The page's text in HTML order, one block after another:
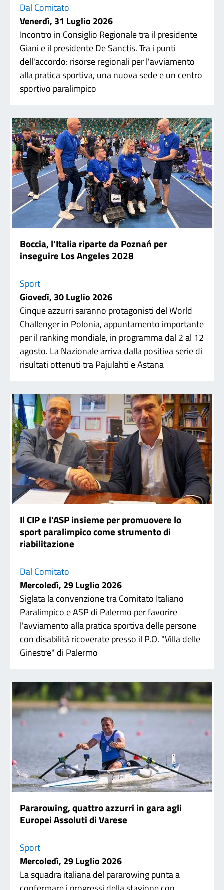
Dal Comitato
Venerdì, 31 Luglio 2026
Incontro in Consiglio Regionale tra il presidente
Giani e il presidente De Sanctis. Tra i punti
dell'accordo: risorse regionali per l'avviamento
alla pratica sportiva, una nuova sede e un centro
sportivo paralimpico
Boccia, l'Italia riparte da Poznań per
inseguire Los Angeles 2028
Sport
Giovedì, 30 Luglio 2026
Cinque azzurri saranno protagonisti del World
Challenger in Polonia, appuntamento importante
per il ranking mondiale, in programma dal 2 al 12
agosto. La Nazionale arriva dalla positiva serie di
risultati ottenuti tra Pajulahti e Astana
Il CIP e l'ASP insieme per promuovere lo
sport paralimpico come strumento di
riabilitazione
Dal Comitato
Mercoledì, 29 Luglio 2026
Siglata la convenzione tra Comitato Italiano
Paralimpico e ASP di Palermo per favorire
l'avviamento alla pratica sportiva delle persone
con disabilità ricoverate presso il P.O. "Villa delle
Ginestre" di Palermo
Pararowing, quattro azzurri in gara agli
Europei Assoluti di Varese
Sport
Mercoledì, 29 Luglio 2026
La squadra italiana del pararowing punta a